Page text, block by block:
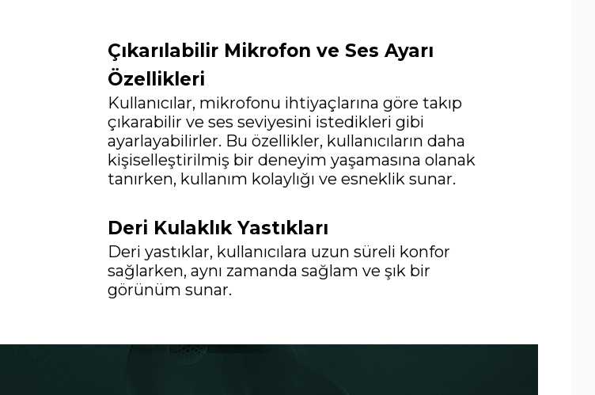
Çıkarılabilir Mikrofon ve Ses Ayarı
Özellikleri
Kullanıcılar, mikrofonu ihtiyaçlarına göre takıp
çıkarabilir ve ses seviyesini istedikleri gibi
ayarlayabilirler. Bu özellikler, kullanıcıların daha
kişiselleştirilmiş bir deneyim yaşamasına olanak
tanırken, kullanım kolaylığı ve esneklik sunar.
Deri Kulaklık Yastıkları
Deri yastıklar, kullanıcılara uzun süreli konfor
sağlarken, aynı zamanda sağlam ve şık bir
görünüm sunar.